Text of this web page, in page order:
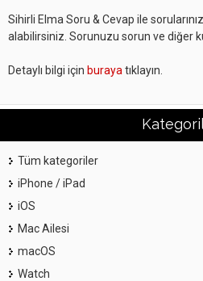
Sihirli Elma Soru & Cevap ile
alabilirsiniz. Sorunuzu sorun ve diğer
Detaylı bilgi için buraya tıklayın.
Tüm kategoriler
iPhone / iPad
iOS
Mac Ailesi
macOS
Watch